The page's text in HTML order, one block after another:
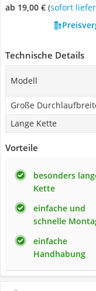
ab 19,00 € ( Sofort
Technische Details
Modell
Große
Lange Kette
Vorteile
besonders
Kette
einfache und
schnelle
einfache
Handhabung